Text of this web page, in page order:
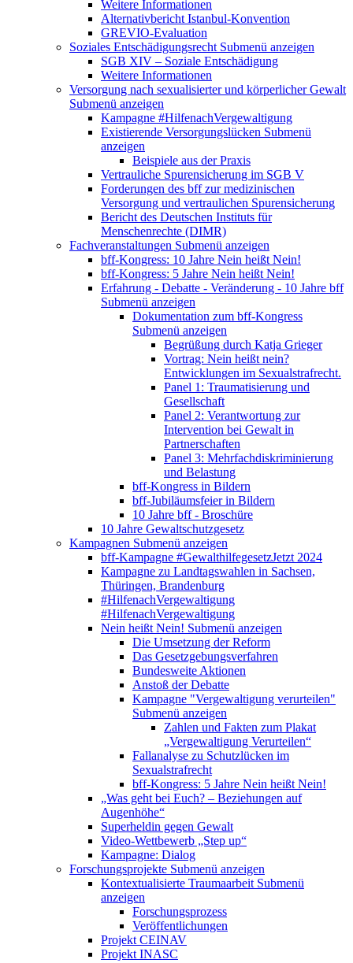
Weitere Informationen
Alternativbericht Istanbul-Konvention
GREVIO-Evaluation
Soziales Entschädigungsrecht Submenü anzeigen
SGB XIV – Soziale Entschädigung
Weitere Informationen
Versorgung nach sexualisierter und körperlicher Gewalt
Submenü anzeigen
Kampagne #HilfenachVergewaltigung
Existierende Versorgungslücken Submenü
anzeigen
Beispiele aus der Praxis
Vertrauliche Spurensicherung im SGB V
Forderungen des bff zur medizinischen
Versorgung und vertraulichen Spurensicherung
Bericht des Deutschen Instituts für
Menschenrechte (DIMR)
Fachveranstaltungen Submenü anzeigen
bff-Kongress: 10 Jahre Nein heißt Nein!
bff-Kongress: 5 Jahre Nein heißt Nein!
Erfahrung - Debatte - Veränderung - 10 Jahre bff
Submenü anzeigen
Dokumentation zum bff-Kongress
Submenü anzeigen
Begrüßung durch Katja Grieger
Vortrag: Nein heißt nein?
Entwicklungen im Sexualstrafrecht.
Panel 1: Traumatisierung und
Gesellschaft
Panel 2: Verantwortung zur
Intervention bei Gewalt in
Partnerschaften
Panel 3: Mehrfachdiskriminierung
und Belastung
bff-Kongress in Bildern
bff-Jubiläumsfeier in Bildern
10 Jahre bff - Broschüre
10 Jahre Gewaltschutzgesetz
Kampagnen Submenü anzeigen
bff-Kampagne #GewalthilfegesetzJetzt 2024
Kampagne zu Landtagswahlen in Sachsen,
Thüringen, Brandenburg
#HilfenachVergewaltigung
#HilfenachVergewaltigung
Nein heißt Nein! Submenü anzeigen
Die Umsetzung der Reform
Das Gesetzgebungsverfahren
Bundesweite Aktionen
Anstoß der Debatte
Kampagne "Vergewaltigung verurteilen"
Submenü anzeigen
Zahlen und Fakten zum Plakat
„Vergewaltigung Verurteilen“
Fallanalyse zu Schutzlücken im
Sexualstrafrecht
bff-Kongress: 5 Jahre Nein heißt Nein!
„Was geht bei Euch? – Beziehungen auf
Augenhöhe“
Superheldin gegen Gewalt
Video-Wettbewerb „Step up“
Kampagne: Dialog
Forschungsprojekte Submenü anzeigen
Kontextualisierte Traumaarbeit Submenü
anzeigen
Forschungsprozess
Veröffentlichungen
Projekt CEINAV
Projekt INASC